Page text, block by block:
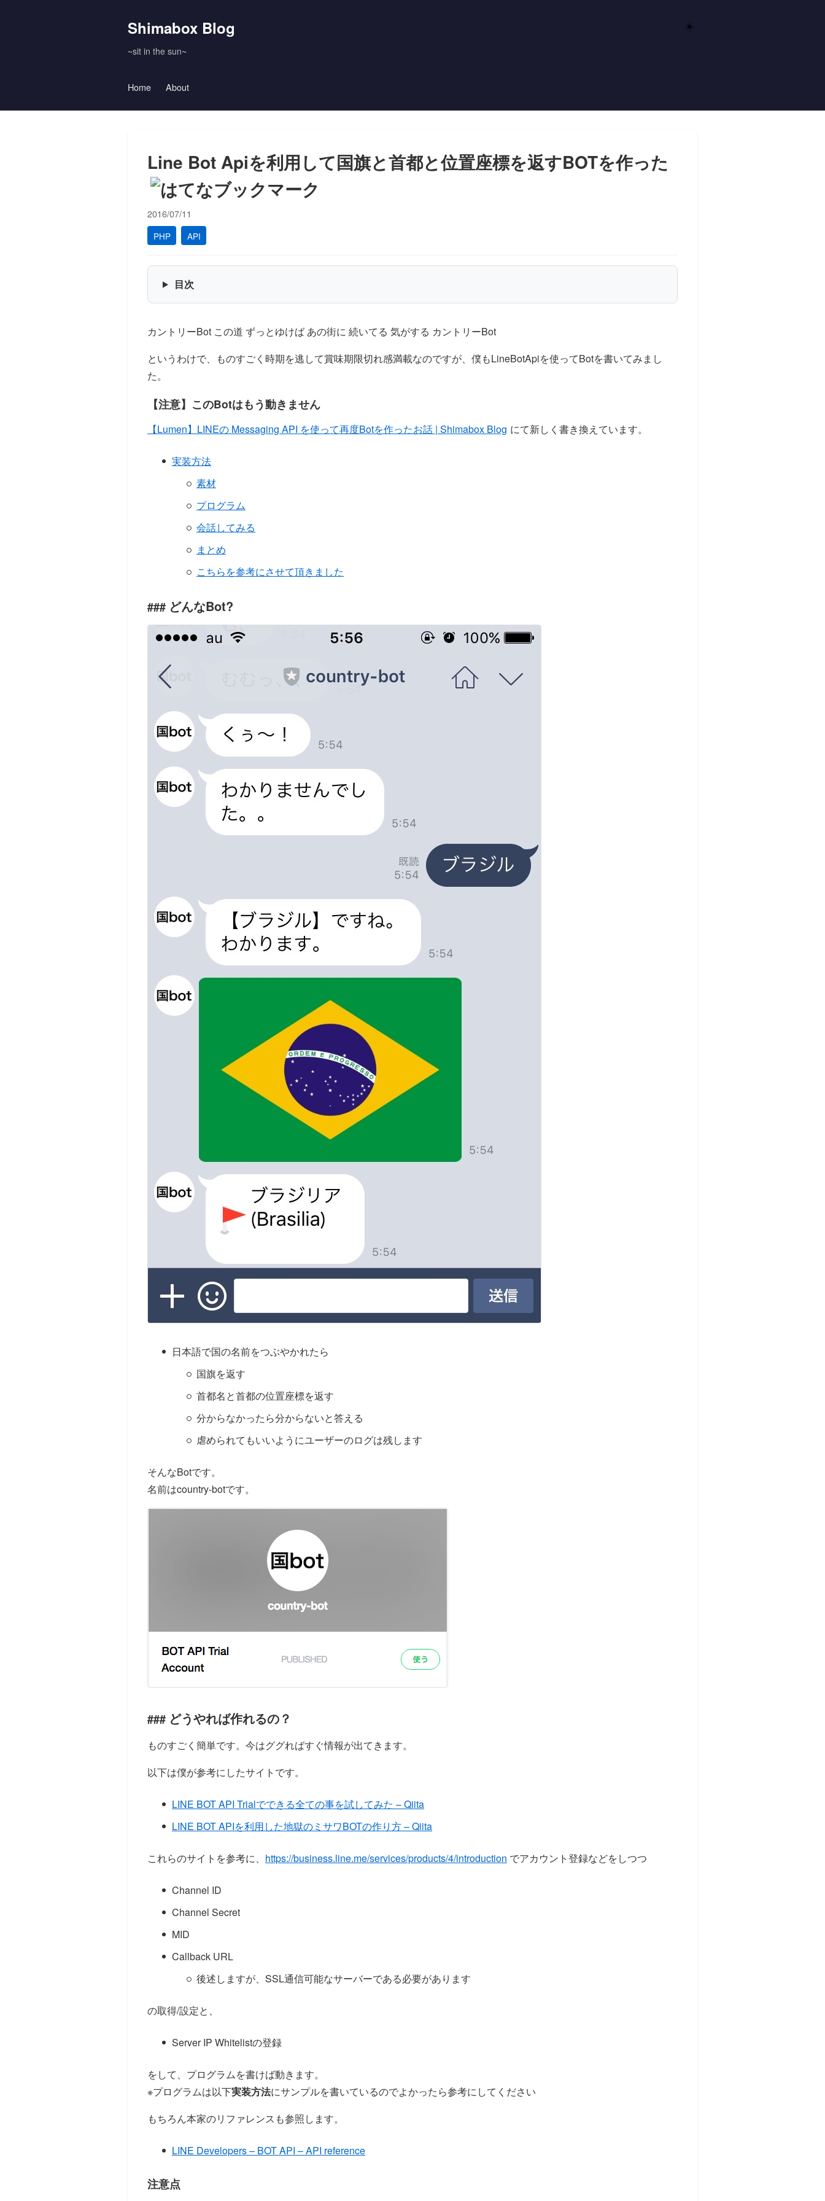
Shimabox Blog
~sit in the sun~
☀️
Home About
Line Bot Apiを利用して国旗と首都と位置座標を返すBOTを作った
2016/07/11
PHP API
目次
カントリーBot この道 ずっとゆけば あの街に 続いてる 気がする カントリーBot
というわけで、ものすごく時期を逃して賞味期限切れ感満載なのですが、僕もLineBotApiを使ってBotを書いてみまし
た。
【注意】このBotはもう動きません
【Lumen】LINEの Messaging API を使って再度Botを作ったお話 | Shimabox Blog にて新しく書き換えています。
実装方法
素材
プログラム
会話してみる
まとめ
こちらを参考にさせて頂きました
どんなBot?
日本語で国の名前をつぶやかれたら
国旗を返す
首都名と首都の位置座標を返す
分からなかったら分からないと答える
虐められてもいいようにユーザーのログは残します
そんなBotです。
名前はcountry-botです。
どうやれば作れるの？
ものすごく簡単です。今はググればすぐ情報が出てきます。
以下は僕が参考にしたサイトです。
LINE BOT API Trialでできる全ての事を試してみた – Qiita
LINE BOT APIを利用した地獄のミサワBOTの作り方 – Qiita
これらのサイトを参考に、 https://business.line.me/services/products/4/introduction でアカウント登録などをしつつ
Channel ID
Channel Secret
MID
Callback URL
後述しますが、SSL通信可能なサーバーである必要があります
の取得/設定と、
Server IP Whitelistの登録
をして、プログラムを書けば動きます。
※プログラムは以下実装方法にサンプルを書いているのでよかったら参考にしてください
もちろん本家のリファレンスも参照します。
LINE Developers – BOT API – API reference
注意点